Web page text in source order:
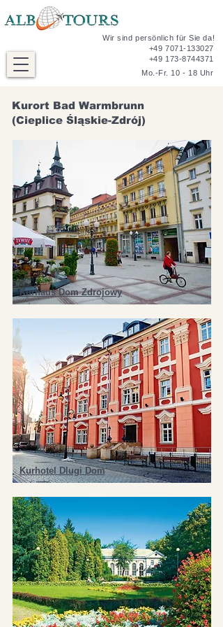
+49 7071-133027
+49 173-8744371
Mo.-Fr. 10 - 18 Uhr
Wir sind persönlich für Sie da!
Kurort Bad Warmbrunn
(Cieplice Śląskie-Zdrój)
Kurhaus Dom Zdrojowy
Kurhotel Dlugi Dom